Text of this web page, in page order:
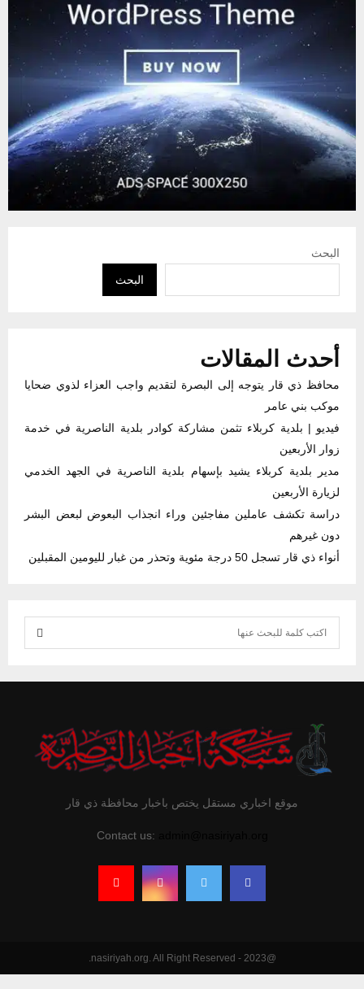
البحث
البحث
أحدث المقالات
محافظ ذي قار يتوجه إلى البصرة لتقديم واجب العزاء لذوي ضحايا
موكب بني عامر
فيديو | بلدية كربلاء تثمن مشاركة كوادر بلدية الناصرية في خدمة
زوار الأربعين
مدير بلدية كربلاء يشيد بإسهام بلدية الناصرية في الجهد الخدمي
لزيارة الأربعين
دراسة تكشف عاملين مفاجئين وراء انجذاب البعوض لبعض البشر
دون غيرهم
أنواء ذي قار تسجل 50 درجة مئوية وتحذر من غبار لليومين المقبلين
e
R
موقع اخباري مستقل يختص باخبار محافظة ذي قار
Contact us:
@2023 - nasiriyah.org. All Right Reserved.